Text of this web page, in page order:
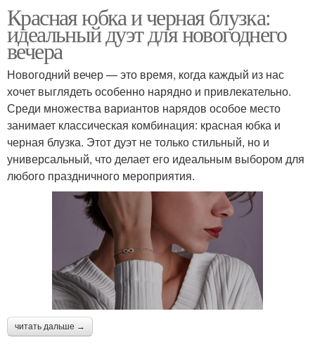
Красная юбка и черная блузка:
идеальный дуэт для новогоднего
вечера
Новогодний вечер — это время, когда каждый из нас
хочет выглядеть особенно нарядно и привлекательно.
Среди множества вариантов нарядов особое место
занимает классическая комбинация: красная юбка и
черная блузка. Этот дуэт не только стильный, но и
универсальный, что делает его идеальным выбором для
любого праздничного мероприятия.
читать дальше →